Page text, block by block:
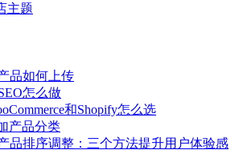
主题
品如何上传
怎么做
和Shopify怎么选
产品分类
品排序调整：三个方法提升用户体验感